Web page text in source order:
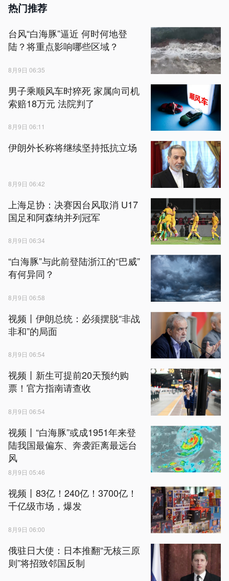
热门推荐
台风“白海豚”逼近 何时何地登
陆？将重点影响哪些区域？
8月9日 06:35
男子乘顺风车时猝死 家属向司机
索赔18万元 法院判了
8月9日 06:11
伊朗外长称将继续坚持抵抗立场
8月9日 06:42
上海足协：决赛因台风取消 U17
国足和阿森纳并列冠军
8月9日 06:34
“白海豚”与此前登陆浙江的“巴威”
有何异同？
8月9日 06:58
视频丨伊朗总统：必须摆脱“非战
非和”的局面
8月9日 06:54
视频丨新生可提前20天预约购
票！官方指南请查收
8月9日 06:54
视频丨“白海豚”或成1951年来登
陆我国最偏东、奔袭距离最远台
风
8月9日 05:46
视频丨83亿！240亿！3700亿！
千亿级市场，爆发
8月9日 06:00
俄驻日大使：日本推翻“无核三原
则”将招致邻国反制